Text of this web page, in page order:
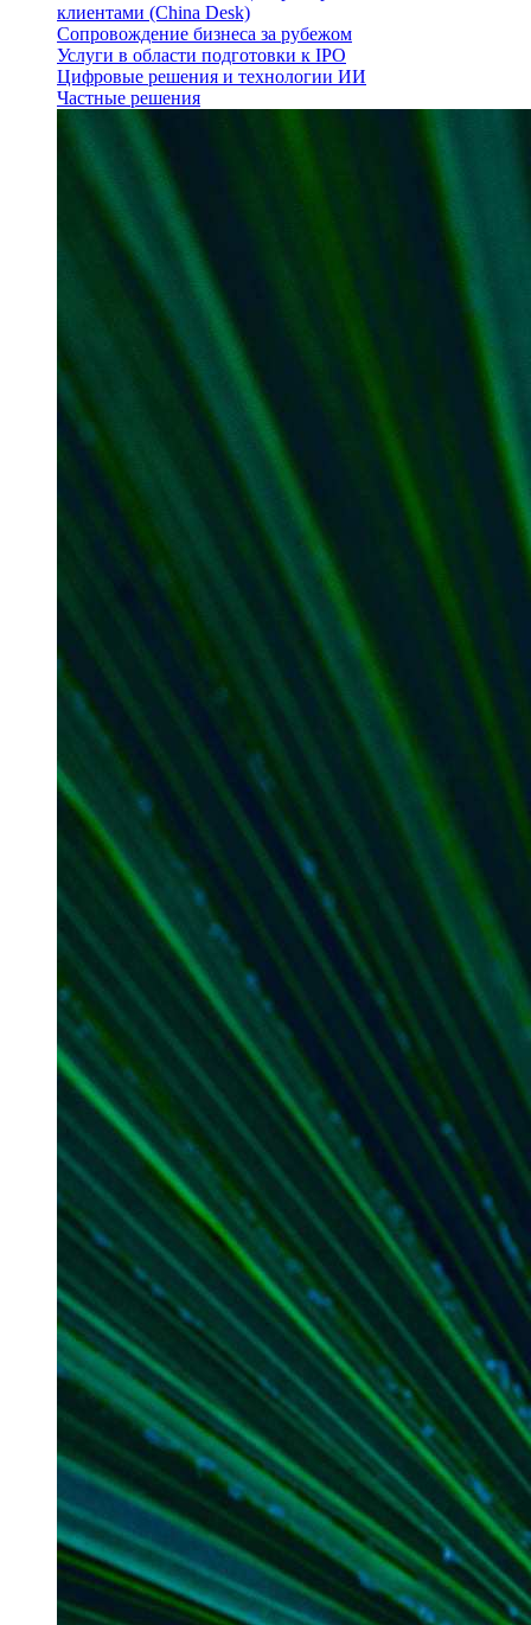
клиентами (China Desk)
Сопровождение бизнеса за рубежом
Услуги в области подготовки к IPO
Цифровые решения и технологии ИИ
Частные решения